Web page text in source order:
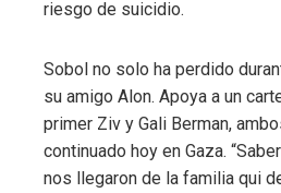
riesgo de suicidio.
Sobol no solo ha perdido
su amigo Alon. Apoya a un
primer Ziv y Gali Berman,
continuado hoy en Gaza.
nos llegaron de la familia qui